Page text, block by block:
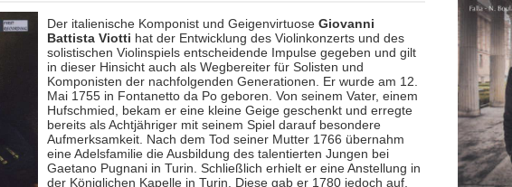
Der italienische Komponist und Geigenvirtuose Giovanni
Battista Viotti hat der Entwicklung des Violinkonzerts und des
solistischen Violinspiels entscheidende Impulse gegeben und gilt
in dieser Hinsicht auch als Wegbereiter für Solisten und
Komponisten der nachfolgenden Generationen. Er wurde am 12.
Mai 1755 in Fontanetto da Po geboren. Von seinem Vater, einem
Hufschmied, bekam er eine kleine Geige geschenkt und erregte
bereits als Achtjähriger mit seinem Spiel darauf besondere
Aufmerksamkeit. Nach dem Tod seiner Mutter 1766 übernahm
eine Adelsfamilie die Ausbildung des talentierten Jungen bei
Gaetano Pugnani in Turin. Schließlich erhielt er eine Anstellung in
der Königlichen Kapelle in Turin. Diese gab er 1780 jedoch auf,